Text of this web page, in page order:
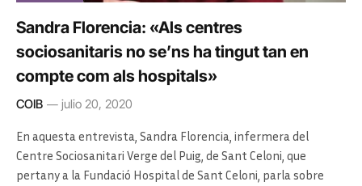
Sandra Florencia: «Als centres
sociosanitaris no se’ns ha tingut tan en
compte com als hospitals»
COIB julio 20, 2020
En aquesta entrevista, Sandra Florencia, infermera del
Centre Sociosanitari Verge del Puig, de Sant Celoni, que
pertany a la Fundació Hospital de Sant Celoni, parla sobre